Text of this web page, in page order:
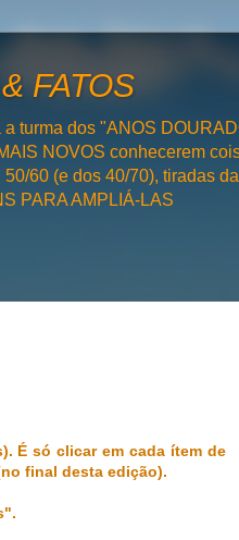
FATOS
turma dos "ANOS
NOVOS conhecerem
60 (e dos 40/70), tiradas
PARA AMPLIÁ-LAS
É só clicar em cada ítem de
final desta edição).